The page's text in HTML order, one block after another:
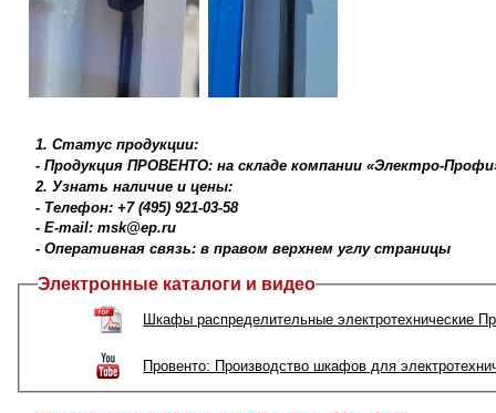
1. Статус продукции:
- Продукция ПРОВЕНТО: на складе компании «Электро-
2. Узнать наличие и цены:
- Телефон: +7 (495) 921-03-58
- E-mail: msk@ep.ru
- Оперативная связь: в правом верхнем углу страницы
Электронные каталоги и видео
Шкафы распределительные электротехнические
Провенто: Производство шкафов для